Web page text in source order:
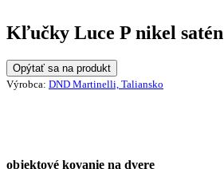
Kľučky Luce P nikel satén
Opýtať sa na produkt
Výrobca: DND Martinelli, Taliansko
objektové kovanie na dvere